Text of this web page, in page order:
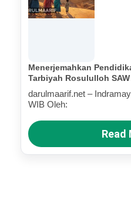
Menerjemahkan
Tarbiyah Rosululloh
Terluka (Bagian IV)
darulmaarif.net –
WIB Oleh:
Read